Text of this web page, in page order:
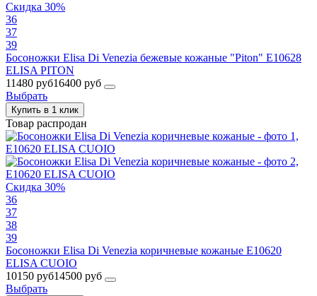
Скидка 30%
36
37
39
Босоножки Elisa Di Venezia бежевые кожаные "Piton" E10628
ELISA PITON
11480 руб16400 руб
Выбрать
Купить в 1 клик
Товар распродан
Скидка 30%
36
37
38
39
Босоножки Elisa Di Venezia коричневые кожаные E10620
ELISA CUOIO
10150 руб14500 руб
Выбрать